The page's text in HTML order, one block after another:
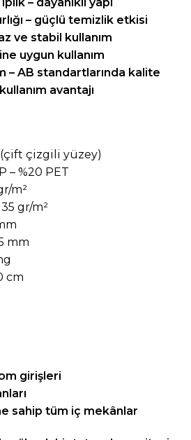
– güçlü temizlik etkisi
ve stabil kullanım
uygun kullanım
– AB standartlarında kalite
avantajı
çizgili yüzey)
– %20 PET
m²
gr/m²
mm
cm
girişleri
sahip tüm iç mekânlar